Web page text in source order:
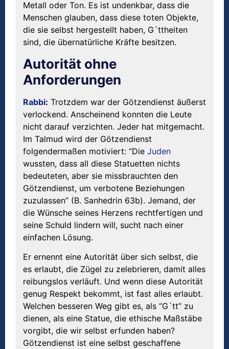
Metall oder Ton. Es ist undenkbar, dass die
Menschen glauben, dass diese toten Objekte,
die sie selbst hergestellt haben, G´ttheiten
sind, die übernatürliche Kräfte besitzen.
Autorität ohne
Anforderungen
Rabbi: Trotzdem war der Götzendienst äußerst
verlockend. Anscheinend konnten die Leute
nicht darauf verzichten. Jeder hat mitgemacht.
Im Talmud wird der Götzendienst
folgendermaßen motiviert: “Die Juden
wussten, dass all diese Statuetten nichts
bedeuteten, aber sie missbrauchten den
Götzendienst, um verbotene Beziehungen
zuzulassen” (B. Sanhedrin 63b). Jemand, der
die Wünsche seines Herzens rechtfertigen und
seine Schuld lindern will, sucht nach einer
einfachen Lösung.
Er ernennt eine Autorität über sich selbst, die
es erlaubt, die Zügel zu zelebrieren, damit alles
reibungslos verläuft. Und wenn diese Autorität
genug Respekt bekommt, ist fast alles erlaubt.
Welchen besseren Weg gibt es, als “G´tt” zu
dienen, als eine Statue, die ethische Maßstäbe
vorgibt, die wir selbst erfunden haben?
Götzendienst ist eine selbst geschaffene